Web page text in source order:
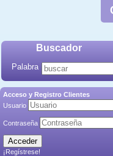
Buscador
Palabra
Acceso y Registro Clientes
Usuario
Contraseña
¡Regístrese!